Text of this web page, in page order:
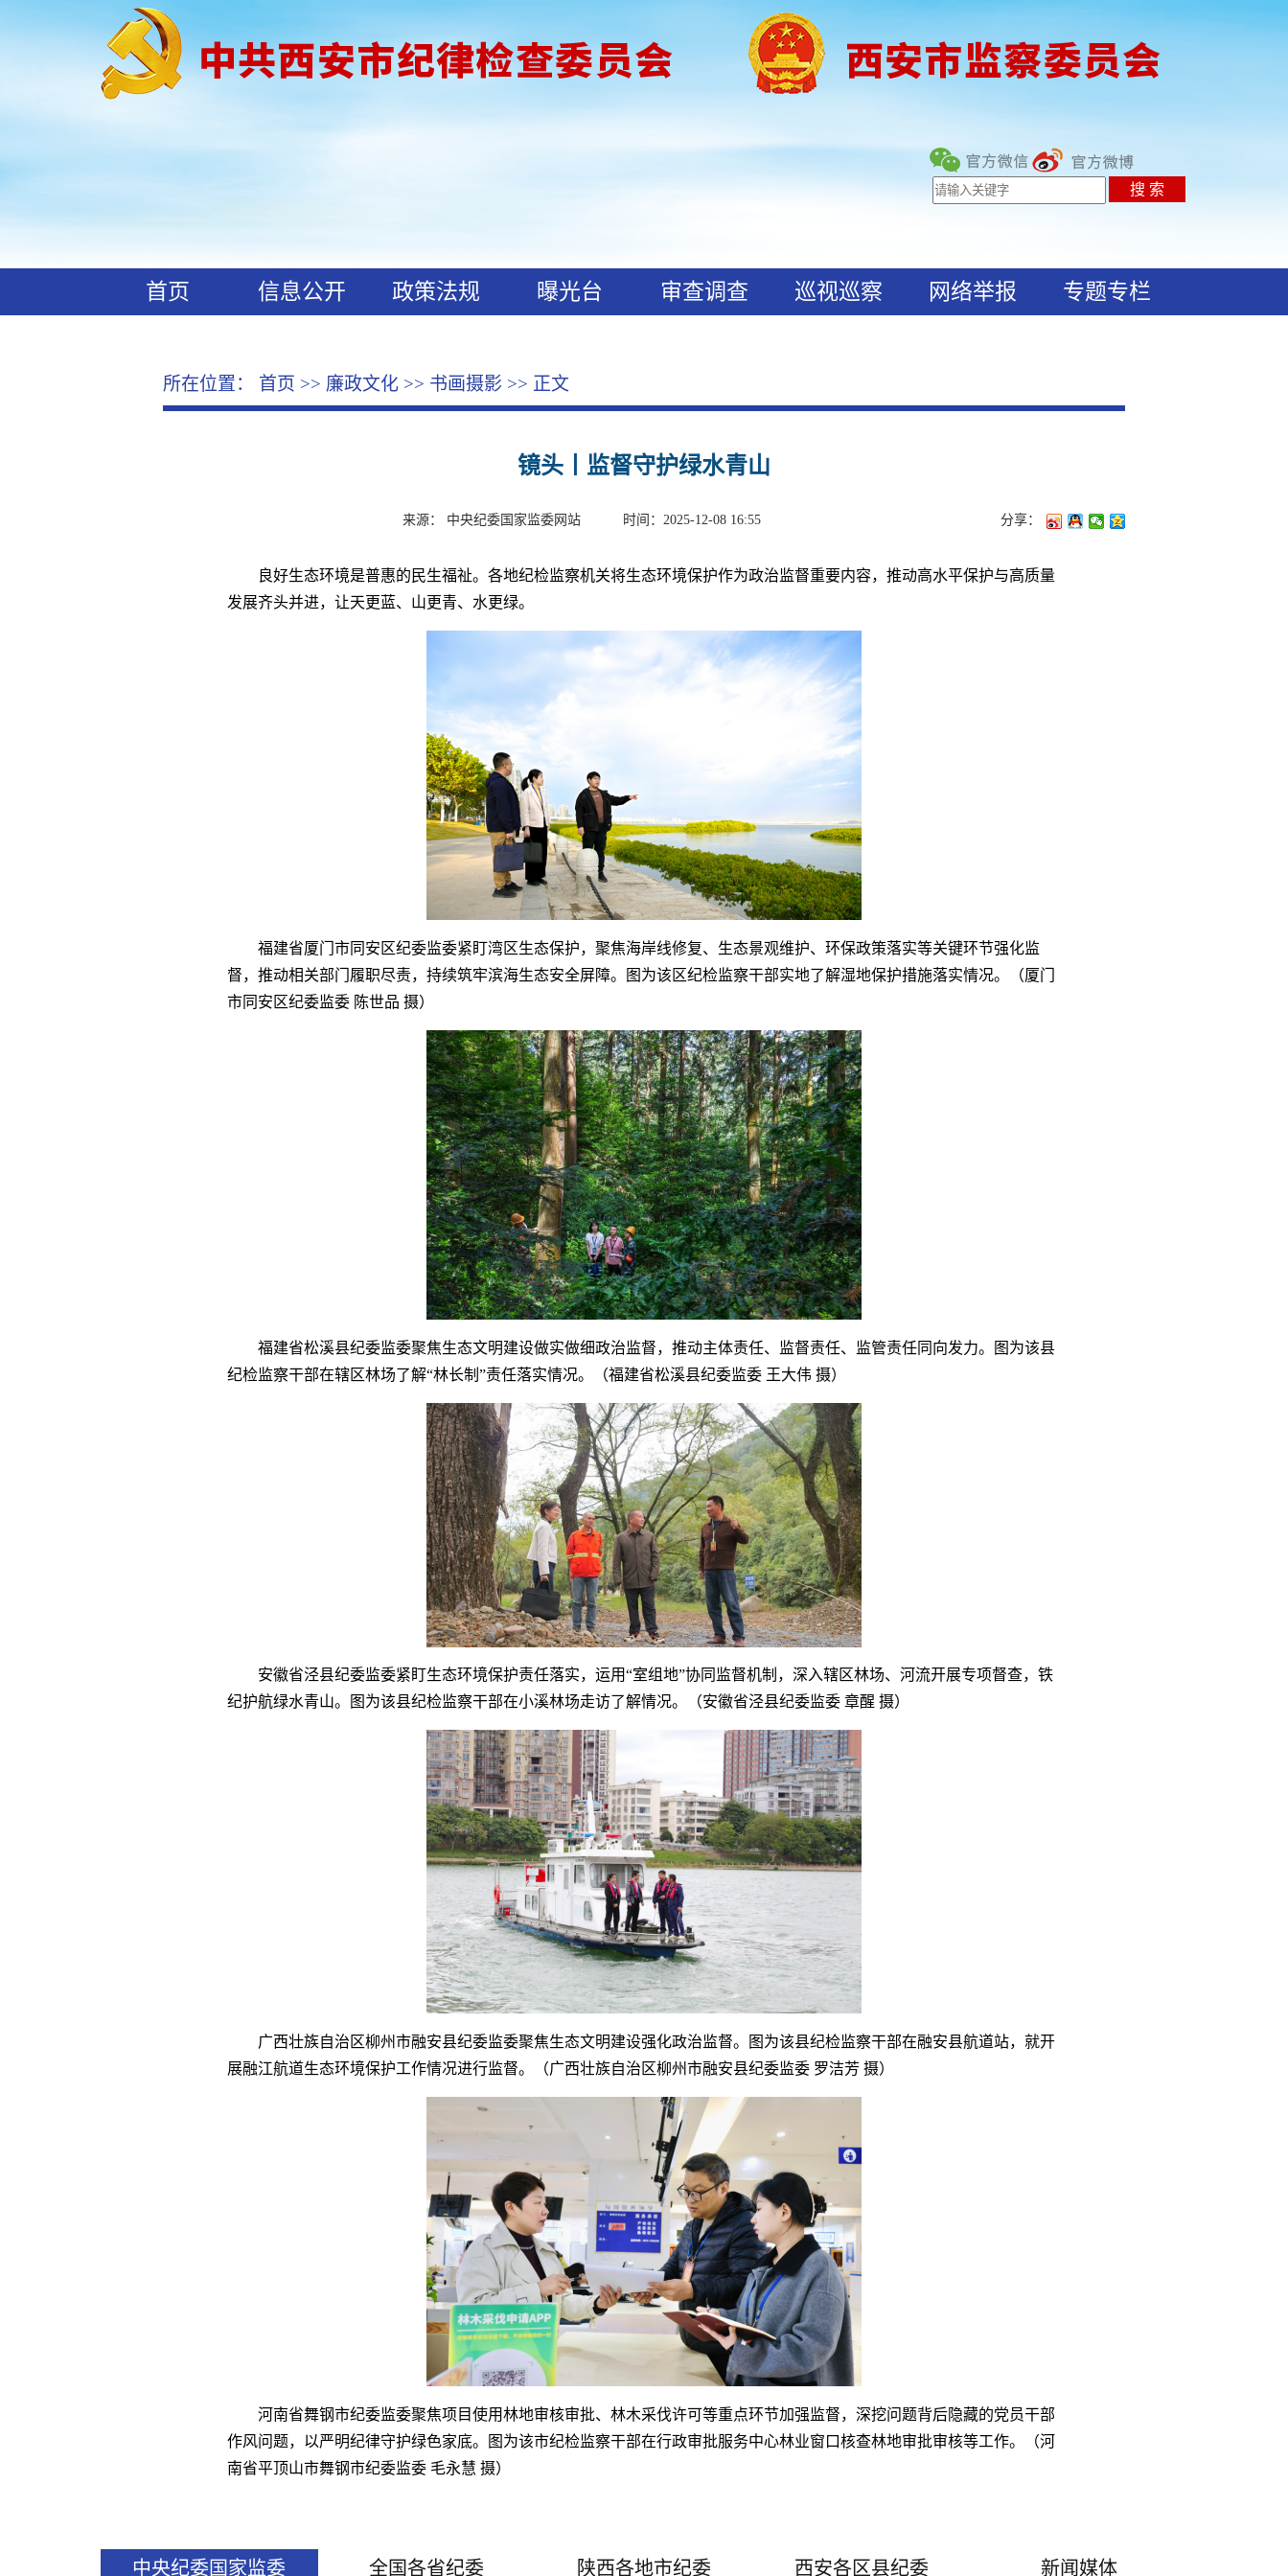
首页 信息公开 政策法规 曝光台 审查调查 巡视巡察 网络举报
专题专栏
所在位置： 首页 >> 廉政文化 >> 书画摄影 >> 正文
镜头丨监督守护绿水青山
来源： 中央纪委国家监委网站 时间：2025-12-08 16:55 分享：
良好生态环境是普惠的民生福祉。各地纪检监察机关将生态环境保护作为政治监督重要内容，推动高水平保护与高质量
发展齐头并进，让天更蓝、山更青、水更绿。
福建省厦门市同安区纪委监委紧盯湾区生态保护，聚焦海岸线修复、生态景观维护、环保政策落实等关键环节强化监
督，推动相关部门履职尽责，持续筑牢滨海生态安全屏障。图为该区纪检监察干部实地了解湿地保护措施落实情况。（厦门
市同安区纪委监委 陈世品 摄）
福建省松溪县纪委监委聚焦生态文明建设做实做细政治监督，推动主体责任、监督责任、监管责任同向发力。图为该县
纪检监察干部在辖区林场了解“林长制”责任落实情况。（福建省松溪县纪委监委 王大伟 摄）
安徽省泾县纪委监委紧盯生态环境保护责任落实，运用“室组地”协同监督机制，深入辖区林场、河流开展专项督查，铁
纪护航绿水青山。图为该县纪检监察干部在小溪林场走访了解情况。（安徽省泾县纪委监委 章醒 摄）
广西壮族自治区柳州市融安县纪委监委聚焦生态文明建设强化政治监督。图为该县纪检监察干部在融安县航道站，就开
展融江航道生态环境保护工作情况进行监督。（广西壮族自治区柳州市融安县纪委监委 罗洁芳 摄）
河南省舞钢市纪委监委聚焦项目使用林地审核审批、林木采伐许可等重点环节加强监督，深挖问题背后隐藏的党员干部
作风问题，以严明纪律守护绿色家底。图为该市纪检监察干部在行政审批服务中心林业窗口核查林地审批审核等工作。（河
南省平顶山市舞钢市纪委监委 毛永慧 摄）
中央纪委国家监委 全国各省纪委 陕西各地市纪委 西安各区县纪委 新闻媒体